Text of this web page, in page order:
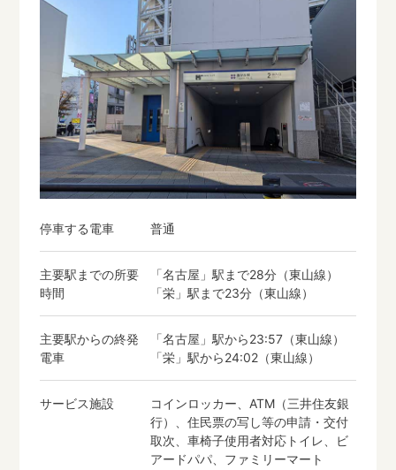
停車する電車 普通
主要駅までの所要
時間
「名古屋」駅まで28分（東山線）
「栄」駅まで23分（東山線）
主要駅からの終発
電車
「名古屋」駅から23:57（東山線）
「栄」駅から24:02（東山線）
サービス施設
コインロッカー、ATM（三井住友銀
行）、住民票の写し等の申請・交付
取次、車椅子使用者対応トイレ、ビ
アードパパ、ファミリーマート